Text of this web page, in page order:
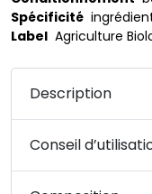
Spécificité
Label Agriculture
Description
Conseil